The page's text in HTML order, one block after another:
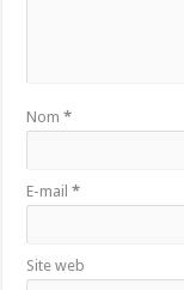
Nom*
E-mail*
Site web